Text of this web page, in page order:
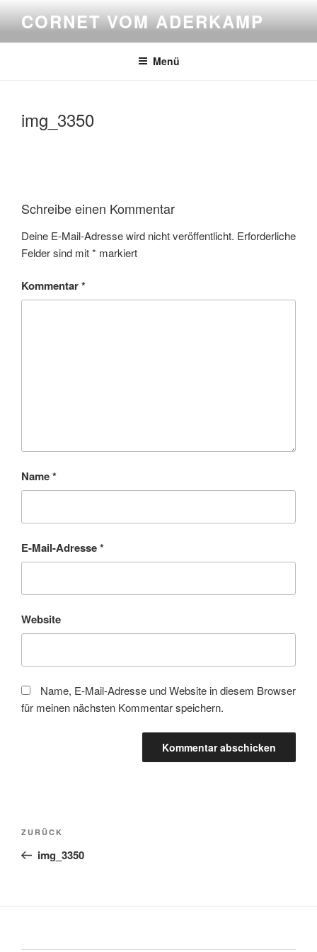
Inhalt
springen
CORNET VOM ADERKAMP
Menü
img_3350
Schreibe einen Kommentar
Deine E-Mail-Adresse wird nicht veröffentlicht. Erforderliche
Felder sind mit* markiert
Kommentar*
Name*
E-Mail-Adresse*
Website
Name, E-Mail-Adresse und Website in diesem Browser
für meinen nächsten Kommentar speichern.
Beitragsnavigation
Vorheriger
Beitrag
ZURÜCK
img_3350